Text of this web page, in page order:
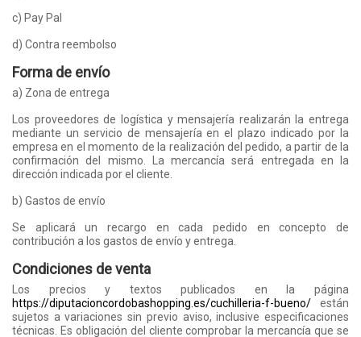
c) Pay Pal
d) Contra reembolso
Forma de envío
a) Zona de entrega
Los proveedores de logística y mensajería realizarán la entrega
mediante un servicio de mensajería en el plazo indicado por la
empresa en el momento de la realización del pedido, a partir de la
confirmación del mismo. La mercancía será entregada en la
dirección indicada por el cliente.
b) Gastos de envío
Se aplicará un recargo en cada pedido en concepto de
contribución a los gastos de envío y entrega.
Condiciones de venta
Los precios y textos publicados en la página
https://diputacioncordobashopping.es/cuchilleria-f-bueno/ están
sujetos a variaciones sin previo aviso, inclusive especificaciones
técnicas. Es obligación del cliente comprobar la mercancía que se